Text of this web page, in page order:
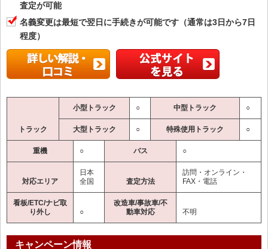
査定が可能
名義変更は最短で翌日に手続きが可能です（通常は3日から7日
程度）
トラック
小型トラック ○ 中型トラック ○
大型トラック ○ 特殊使用トラック ○
重機 ○ バス ○
対応エリア
日本
全国
査定方法
訪問・オンライン・
FAX・電話
看板/ETC/ナビ取
り外し
○
改造車/事故車/不
動車対応
不明
キャンペーン情報